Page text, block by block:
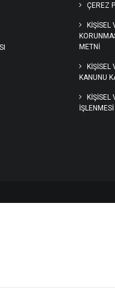
ÇEREZ
KIŞISEL
METNI
KİŞİSEL
KANUNU
KİŞİSEL